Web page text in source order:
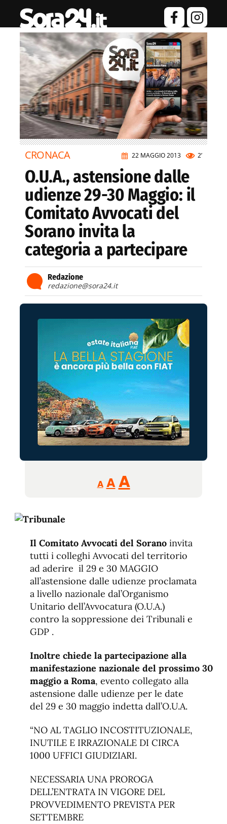
22 MAGGIO 2013 2’
CRONACA
O.U.A., astensione dalle
udienze 29-30 Maggio: il
Comitato Avvocati del
Sorano invita la
categoria a partecipare
Redazione
redazione@sora24.it
A
Reducir
tamaño
A Restablecer
AAumentar
fuente.
Il Comitato Avvocati del Sorano invita
tutti i colleghi Avvocati del territorio
ad aderire il 29 e 30 MAGGIO
all’astensione dalle udienze proclamata
a livello nazionale dal’Organismo
Unitario dell’Avvocatura (O.U.A.)
contro la soppressione dei Tribunali e
GDP .
Inoltre chiede la partecipazione alla
manifestazione nazionale del prossimo 30
maggio a Roma, evento collegato alla
astensione dalle udienze per le date
del 29 e 30 maggio indetta dall’O.U.A.
“NO AL TAGLIO INCOSTITUZIONALE,
INUTILE E IRRAZIONALE DI CIRCA
1000 UFFICI GIUDIZIARI.
NECESSARIA UNA PROROGA
DELL’ENTRATA IN VIGORE DEL
PROVVEDIMENTO PREVISTA PER
SETTEMBRE